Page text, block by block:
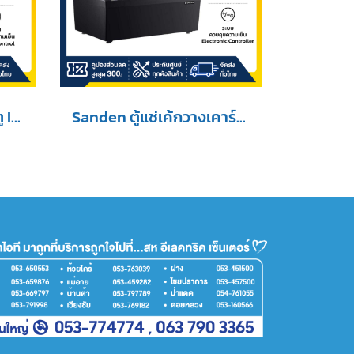
Sanden ตู้แช่เย็น 3 ประตู Inverter รุ่น YEM-1605i ขนาด 42.4Q สีขาว Sanden ตู้แช่เค้กวางเคาร์เตอร์ รุ่น SKR-0070 ขนาด 3.5Q สีดำ 2 ชั้นวาง